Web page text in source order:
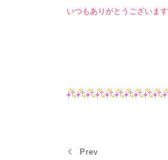
いつもありがとうございます
Prev